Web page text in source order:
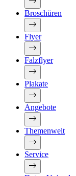
Broschüren
Flyer
Falzflyer
Plakate
Angebote
Themenwelt
Service